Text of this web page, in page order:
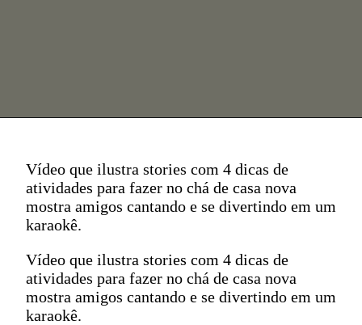
Vídeo que ilustra stories com 4 dicas de
atividades para fazer no chá de casa nova
mostra amigos cantando e se divertindo em um
karaokê.
Vídeo que ilustra stories com 4 dicas de
atividades para fazer no chá de casa nova
mostra amigos cantando e se divertindo em um
karaokê.